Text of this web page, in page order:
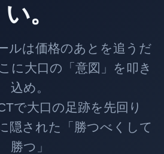
い。
格のあとを追うだ
に大口の「意図」を叩き
込め。
の足跡を先回り
隠された「勝つべくして
勝つ」